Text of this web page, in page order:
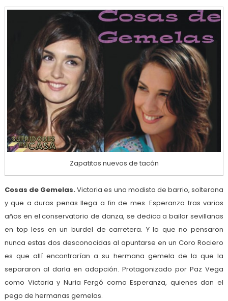
Zapatitos nuevos de tacón
Cosas de Gemelas.Victoria es una modista de barrio, solterona
y que a duras penas llega a fin de mes. Esperanza tras varios
años en el conservatorio de danza, se dedica a bailar sevillanas
en top less en un burdel de carretera. Y lo que no pensaron
nunca estas dos desconocidas al apuntarse en un Coro Rociero
es que allí encontrarían a su hermana gemela de la que la
separaron al darla en adopción. Protagonizado por Paz Vega
como Victoria y Nuria Fergó como Esperanza, quienes dan el
pego de hermanas gemelas.